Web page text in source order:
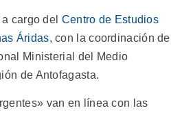
cargo del Centro de Estudios
Áridas, con la coordinación de
Ministerial del Medio
de Antofagasta.
van en línea con las